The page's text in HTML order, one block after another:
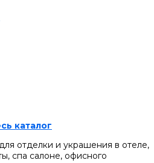
каталог
отделки и украшения в отеле,
спа салоне, офисного